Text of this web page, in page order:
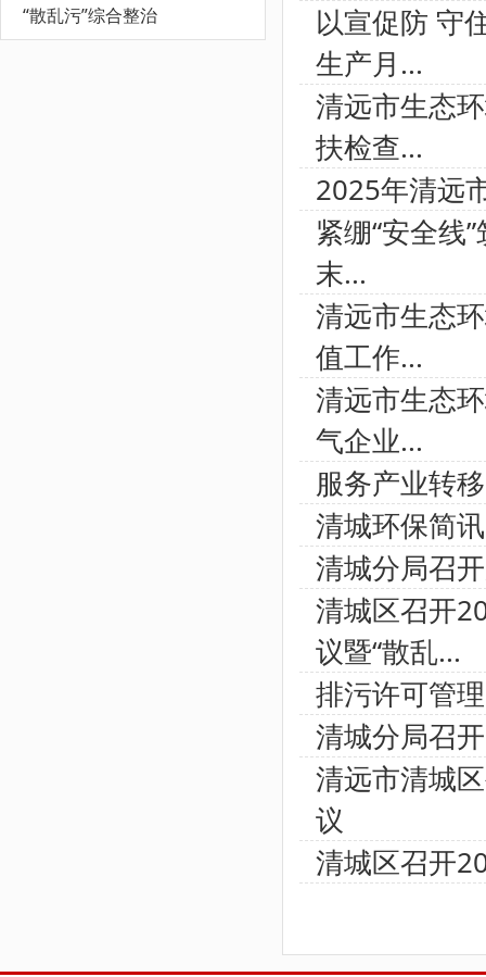
“散乱污”综合整治
以宣促防 守
生产月...
清远市生态
扶检查...
2025年清远
紧绷“安全线
末...
清远市生态
值工作...
清远市生态
气企业...
服务产业转
清城环保简
清城分局召
清城区召开
议暨“散乱...
排污许可管
清城分局召
清远市清城
议
清城区召开